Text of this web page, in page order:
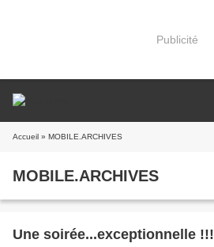
Publicité
Accueil » MOBILE.ARCHIVES
MOBILE.ARCHIVES
Une soirée...exceptionnelle !!!